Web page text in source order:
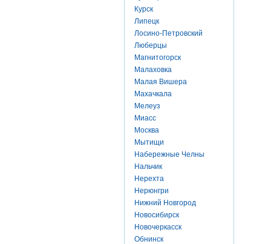
Курск
Липецк
Лосино-Петровский
Люберцы
Магнитогорск
Малаховка
Малая Вишера
Махачкала
Мелеуз
Миасс
Москва
Мытищи
Набережные Челны
Нальчик
Нерехта
Нерюнгри
Нижний Новгород
Новосибирск
Новочеркасск
Обнинск